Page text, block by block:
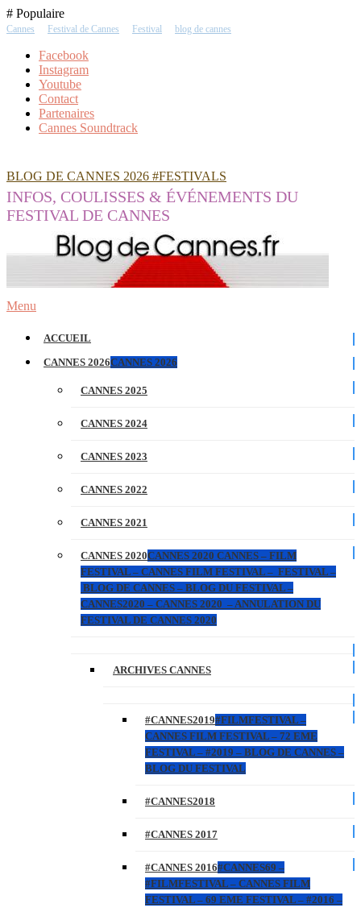
Skip
To
# Populaire
Cannes Festival de Cannes Festival blog de cannes
Facebook
Instagram
Youtube
Contact
Partenaires
Cannes Soundtrack
BLOG DE CANNES 2026 #FESTIVALS
INFOS, COULISSES & ÉVÉNEMENTS DU
FESTIVAL DE CANNES
Menu
ACCUEIL
CANNES 2026CANNES 2026
CANNES 2025
CANNES 2024
CANNES 2023
CANNES 2022
CANNES 2021
CANNES 2020CANNES 2020 CANNES – FILM
FESTIVAL – CANNES FILM FESTIVAL – FESTIVAL –
BLOG DE CANNES – BLOG DU FESTIVAL –
CANNES2020 – CANNES 2020 – ANNULATION DU
FESTIVAL DE CANNES 2020
ARCHIVES CANNES
#CANNES2019#FILMFESTIVAL –
CANNES FILM FESTIVAL – 72 EME
FESTIVAL – #2019 – BLOG DE CANNES –
BLOG DU FESTIVAL
#CANNES2018
#CANNES 2017
#CANNES 2016#CANNES69 –
#FILMFESTIVAL – CANNES FILM
FESTIVAL – 69 EME FESTIVAL – #2016 –